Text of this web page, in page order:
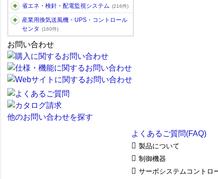
省エネ・検針・配電監視システム (216件)
産業用換気送風機・UPS・コントロール
センタ
(160件)
お問い合わせ
他のお問い合わせを探す
よくあるご質問(FAQ)
製品について
制御機器
サーボシステムコントロ